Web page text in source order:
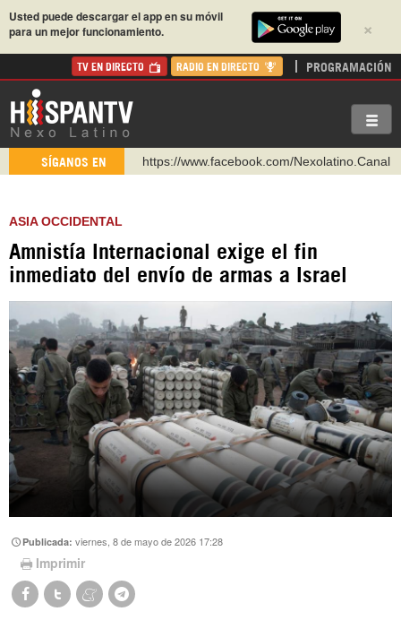
×
Usted puede descargar el app en su móvil
para un mejor funcionamiento.
TV EN DIRECTO RADIO EN DIRECTO PROGRAMACIÓN
SÍGANOS EN
https://www.facebook.com/Nexolatino.Canal
https://t.me/hispantvcanal
https://urmedium.com/c/hispantv
Instagram como: hispan_tv
ASIA OCCIDENTAL
Amnistía Internacional exige el fin
inmediato del envío de armas a Israel
Publicada:viernes, 8 de mayo de 2026 17:28
Imprimir